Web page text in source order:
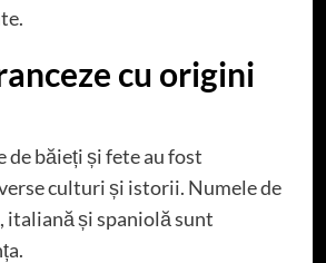
cu origini
de băieți și fete au fost
culturi și istorii. Numele de
italiană și spaniolă sunt